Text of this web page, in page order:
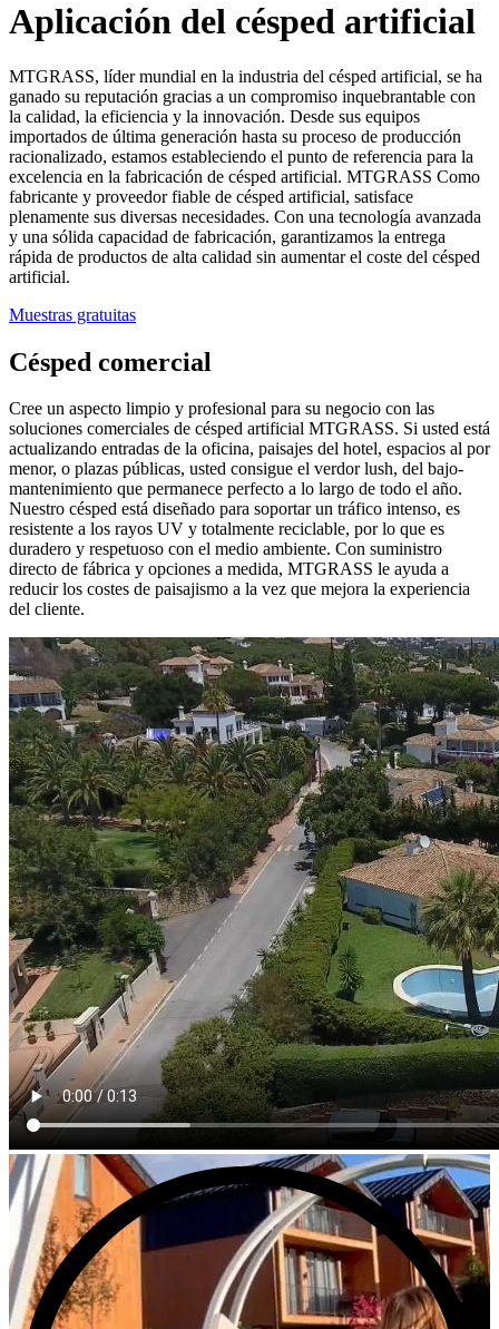
Aplicación del césped artificial
MTGRASS, líder mundial en la industria del césped artificial, se ha
ganado su reputación gracias a un compromiso inquebrantable con
la calidad, la eficiencia y la innovación. Desde sus equipos
importados de última generación hasta su proceso de producción
racionalizado, estamos estableciendo el punto de referencia para la
excelencia en la fabricación de césped artificial. MTGRASS Como
fabricante y proveedor fiable de césped artificial, satisface
plenamente sus diversas necesidades. Con una tecnología avanzada
y una sólida capacidad de fabricación, garantizamos la entrega
rápida de productos de alta calidad sin aumentar el coste del césped
artificial.
Muestras gratuitas
Césped comercial
Cree un aspecto limpio y profesional para su negocio con las
soluciones comerciales de césped artificial MTGRASS. Si usted está
actualizando entradas de la oficina, paisajes del hotel, espacios al por
menor, o plazas públicas, usted consigue el verdor lush, del bajo-
mantenimiento que permanece perfecto a lo largo de todo el año.
Nuestro césped está diseñado para soportar un tráfico intenso, es
resistente a los rayos UV y totalmente reciclable, por lo que es
duradero y respetuoso con el medio ambiente. Con suministro
directo de fábrica y opciones a medida, MTGRASS le ayuda a
reducir los costes de paisajismo a la vez que mejora la experiencia
del cliente.